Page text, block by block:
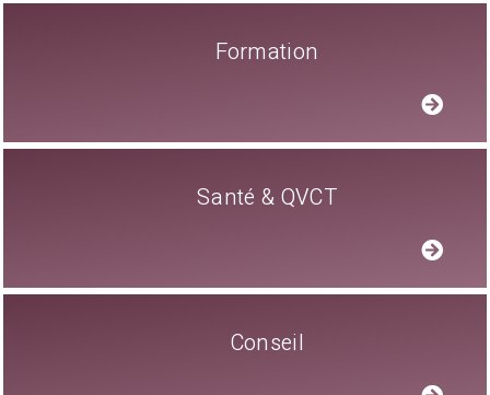
Formation
Santé & QVCT
Conseil